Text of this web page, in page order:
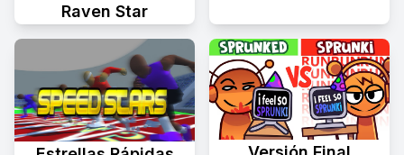
Raven Star